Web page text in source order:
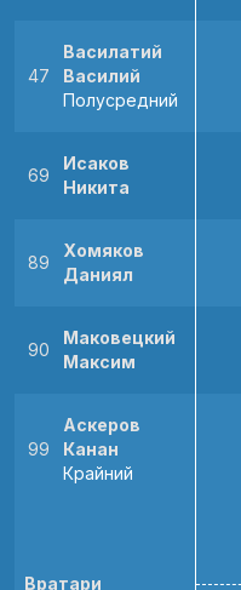
47
Василатий
Василий
Полусредний
69
Исаков
Никита
89
Хомяков
Даниял
90
Маковецкий
Максим
99
Аскеров
Канан
Крайний
Вратари